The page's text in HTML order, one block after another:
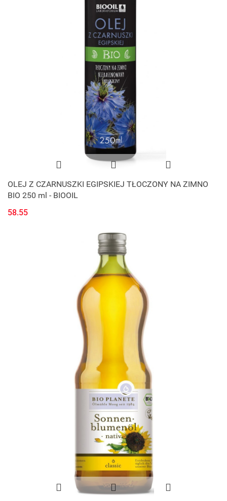
OLEJ Z CZARNUSZKI EGIPSKIEJ TŁOCZONY NA ZIMNO
BIO 250 ml - BIOOIL
58.55